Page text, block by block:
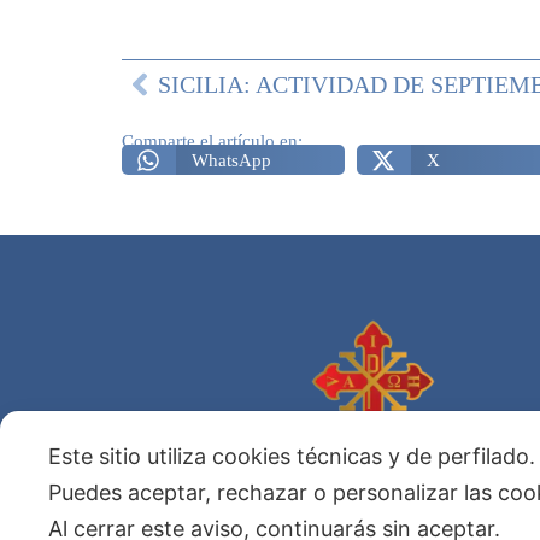
Comparte el artículo en:
WhatsApp
X
Sagrada Orden Militar
Constantiniana de San Jorge
Este sitio utiliza cookies técnicas y de perfilado.
Puedes aceptar, rechazar o personalizar las
Al cerrar este aviso, continuarás sin aceptar.